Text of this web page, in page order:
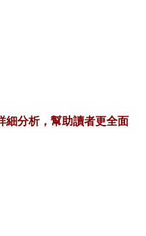
細分析，幫助讀者更全面